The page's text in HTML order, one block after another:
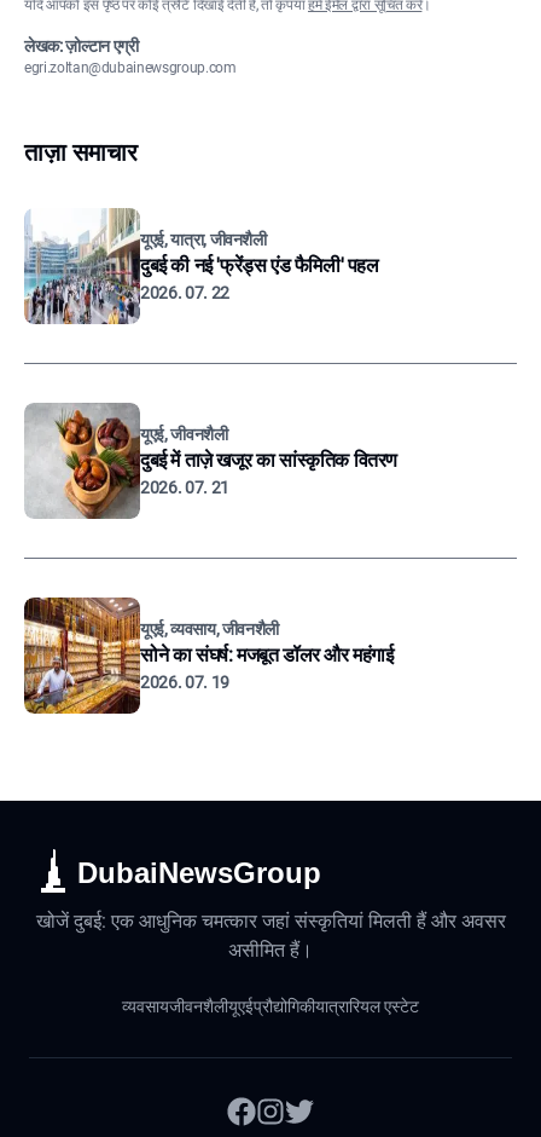
यदि आपको इस पृष्ठ पर कोई त्रुटि दिखाई देती है, तो कृपयाहमें ईमेल द्वारा सूचित करें।
लेखक: ज़ोल्टान एग्री
egri.zoltan@dubainewsgroup.com
ताज़ा समाचार
यूएई, यात्रा, जीवनशैली
दुबई की नई 'फ्रेंड्स एंड फैमिली' पहल
2026. 07. 22
यूएई, जीवनशैली
दुबई में ताज़े खजूर का सांस्कृतिक वितरण
2026. 07. 21
यूएई, व्यवसाय, जीवनशैली
सोने का संघर्ष: मजबूत डॉलर और महंगाई
2026. 07. 19
DubaiNewsGroup
खोजें दुबई: एक आधुनिक चमत्कार जहां संस्कृतियां मिलती हैं और अवसर
असीमित हैं।
व्यवसायजीवनशैलीयूएईप्रौद्योगिकीयात्रारियल एस्टेट